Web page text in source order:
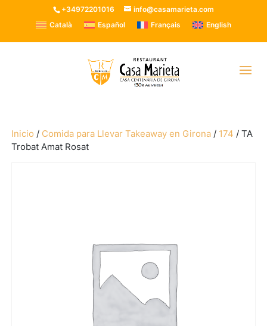
+34972201016
info@casamarieta.com
Català
Español Français English
Inicio / Comida para Llevar Takeaway en Girona / 174 / TA
Trobat Amat Rosat